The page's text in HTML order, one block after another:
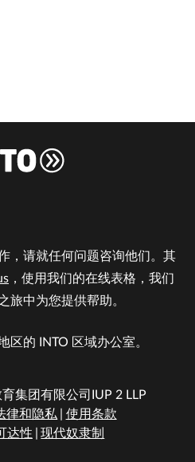
，请就任何问题咨询他们。其
，使用我们的在线表格，我们
旅中为您提供帮助。
区的 INTO 区域办公室。
集团有限公司IUP 2 LLP
律和隐私
使用条款
达性 现代奴隶制